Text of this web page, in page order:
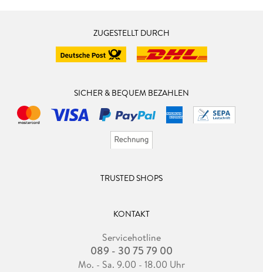
ZUGESTELLT DURCH
SICHER & BEQUEM BEZAHLEN
TRUSTED SHOPS
KONTAKT
Servicehotline
089 - 30 75 79 00
Mo. - Sa. 9.00 - 18.00 Uhr